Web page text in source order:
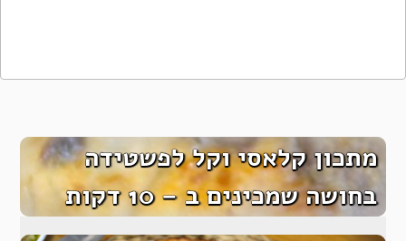
מתכון קלאסי וקל לפשטידה
בחושה שמכינים ב – 10 דקות